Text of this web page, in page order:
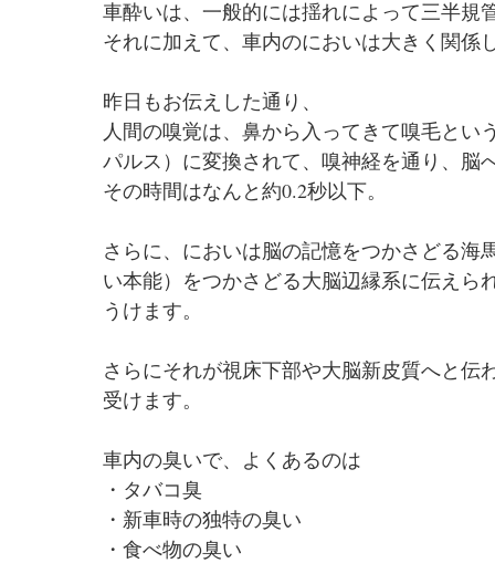
車酔いは、一般的には揺れによって三半規
それに加えて、車内のにおいは大きく関係
昨日もお伝えした通り、
人間の嗅覚は、鼻から入ってきて嗅毛と
パルス）に変換されて、嗅神経を通り、脳
その時間はなんと約0.2秒以下。
さらに、においは脳の記憶をつかさどる
い本能）をつかさどる大脳辺縁系に伝えら
うけます。
さらにそれが視床下部や大脳新皮質へと
受けます。
車内の臭いで、よくあるのは
・タバコ臭
・新車時の独特の臭い
・食べ物の臭い